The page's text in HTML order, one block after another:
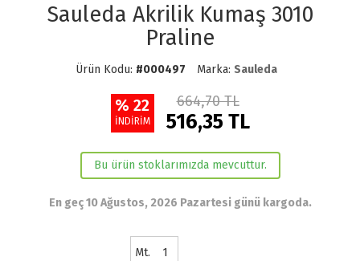
Sauleda Akrilik Kumaş 3010
Praline
Ürün Kodu: #000497 Marka: Sauleda
% 22
İNDİRİM
664,70 TL
516,35 TL
Bu ürün stoklarımızda mevcuttur.
En geç 10 Ağustos, 2026 Pazartesi günü kargoda.
Mt.